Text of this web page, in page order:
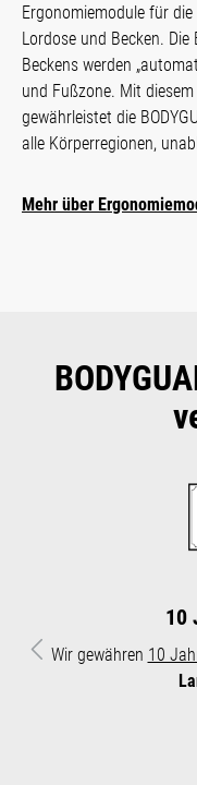
Ergo­nomie­module für
Lordose und Becken.
Beckens werden
und Fußzone. Mit
gewähr­leistet die
alle Kör­per­regionen,
Mehr über
10
Wir gewähren 10
Vorheriges